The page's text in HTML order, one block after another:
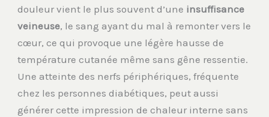
douleur vient le plus souvent d’une insuffisance
veineuse, le sang ayant du mal à remonter vers le
cœur, ce qui provoque une légère hausse de
température cutanée même sans gêne ressentie.
Une atteinte des nerfs périphériques, fréquente
chez les personnes diabétiques, peut aussi
générer cette impression de chaleur interne sans